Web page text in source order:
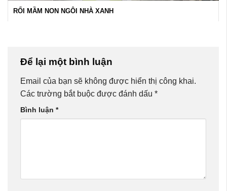
RỐI MẦM NON NGÔI NHÀ XANH
Để lại một bình luận
Email của bạn sẽ không được hiển thị công khai.
Các trường bắt buộc được đánh dấu *
Bình luận *